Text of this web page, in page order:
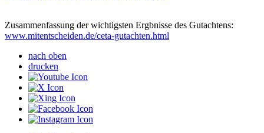
Zusammenfassung der wichtigsten Ergbnisse des Gutachtens:
www.mitentscheiden.de/ceta-gutachten.html
nach oben
drucken